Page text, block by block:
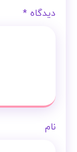
دیدگاه*
نام